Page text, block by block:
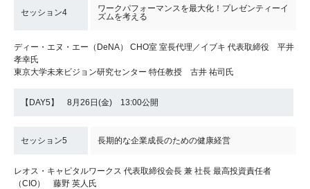
セッション4
ワークパフォーマンスを最大化！プレゼンティーイ
ズムを考える
ディー・エヌ・エー（DeNA） CHO室 室長代理／イブキ 代表取締役 平井
孝幸氏
東京大学未来ビジョン研究センター 特任教授 古井 祐司氏
【DAY5】 8月26日(金) 13:00公開
セッション5 長期的な企業成長のための健康経営
レオス・キャピタルワークス 代表取締役会長 兼 社長 最高投資責任者
（CIO） 藤野 英人氏